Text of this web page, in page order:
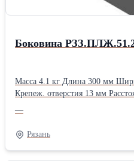
Боковина
Масса 4.1 кг Длина 300 мм
Крепеж. отверстия 13 мм
Лемешные
—
Рязань